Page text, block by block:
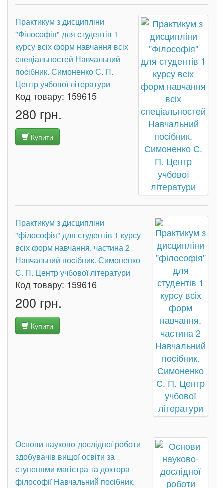
Практикум з дисципліни
"Філософія" для студентів 1
курсу всіх форм навчання всіх
спеціальностей Навчальний
поcібник. Симоненко С. П.
Центр учбової літератури
Код товару: 159615
280 грн.
Купити
Практикум з дисципліни
"філософія" для студентів 1 курсу
всіх форм навчання. частина 2
Навчальний поcібник. Симоненко
С. П. Центр учбової літератури
Код товару: 159616
200 грн.
Купити
Основи науково-дослідної роботи
здобувачів вищої освіти за
ступенями магістра та доктора
філософії Навчальний поcібник.